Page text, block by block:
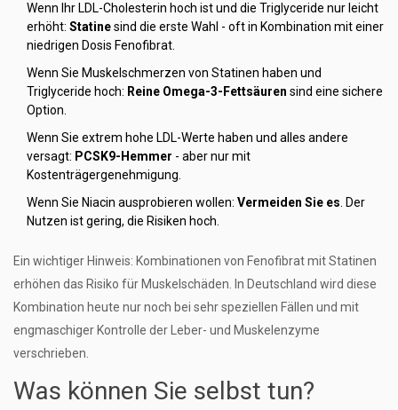
Wenn Ihr LDL-Cholesterin hoch ist und die Triglyceride nur leicht
erhöht: Statinesind die erste Wahl - oft in Kombination mit einer
niedrigen Dosis Fenofibrat.
Wenn Sie Muskelschmerzen von Statinen haben und
Triglyceride hoch: Reine Omega-3-Fettsäuren sind eine sichere
Option.
Wenn Sie extrem hohe LDL-Werte haben und alles andere
versagt: PCSK9-Hemmer - aber nur mit
Kostenträgergenehmigung.
Wenn Sie Niacin ausprobieren wollen: Vermeiden Sie es. Der
Nutzen ist gering, die Risiken hoch.
Ein wichtiger Hinweis: Kombinationen von Fenofibrat mit Statinen
erhöhen das Risiko für Muskelschäden. In Deutschland wird diese
Kombination heute nur noch bei sehr speziellen Fällen und mit
engmaschiger Kontrolle der Leber- und Muskelenzyme
verschrieben.
Was können Sie selbst tun?